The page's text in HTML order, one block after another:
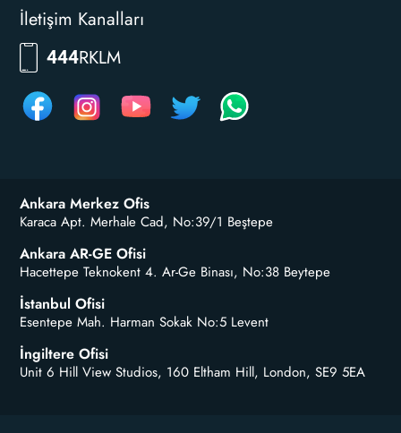
İletişim Kanalları
444RKLM
Ankara Merkez Ofis
Karaca Apt. Merhale Cad, No:39/1 Beştepe
Ankara AR-GE Ofisi
Hacettepe Teknokent 4. Ar-Ge Binası, No:38 Beytepe
İstanbul Ofisi
Esentepe Mah. Harman Sokak No:5 Levent
İngiltere Ofisi
Unit 6 Hill View Studios, 160 Eltham Hill, London, SE9 5EA